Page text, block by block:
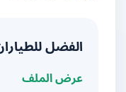
الفضل للطياران
عرض الملف